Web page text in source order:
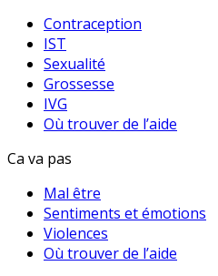
Contraception
IST
Sexualité
Grossesse
IVG
Où trouver de l’aide
Ca va pas
Mal être
Sentiments et émotions
Violences
Où trouver de l’aide